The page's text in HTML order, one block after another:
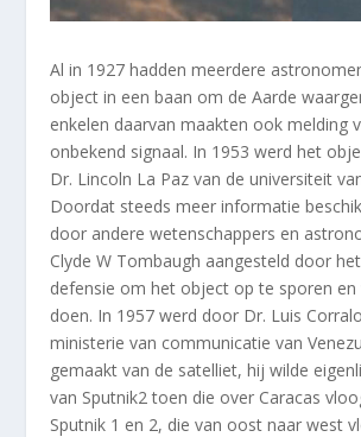
Al in 1927 hadden meerdere
object in een baan om de Aarde
enkelen daarvan maakten ook melding
onbekend signaal. In 1953 werd het
Dr. Lincoln La Paz van de universiteit
Doordat steeds meer informatie
door andere wetenschappers en
Clyde W Tombaugh aangesteld door
defensie om het object op te sporen en
doen. In 1957 werd door Dr. Luis
ministerie van communicatie van
gemaakt van de satelliet, hij wilde
van Sputnik2 toen die over Caracas
Sputnik 1 en 2, die van oost naar west